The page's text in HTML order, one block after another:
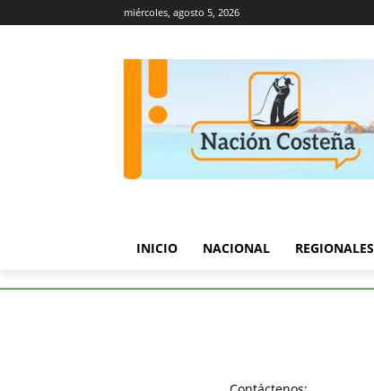
miércoles, agosto 5, 2026
INICIO NACIONAL REGIONALES